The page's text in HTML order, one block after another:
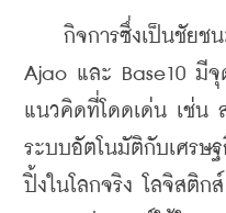
กิจการซึ่งเป็นชัยชน
Ajao และ Base10 มี
แนวคิดที่โดดเด่น เช่น
ระบบอัตโนมัติกับเศรษฐ
ปิ้งในโลกจริง โลจิสติก